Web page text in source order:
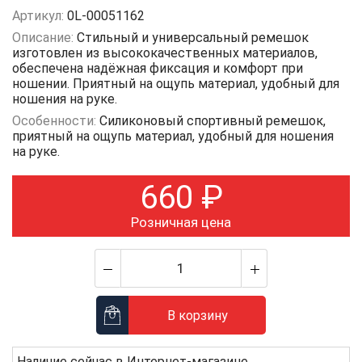
Артикул: 0L-00051162
Описание: Стильный и универсальный ремешок
изготовлен из высококачественных материалов,
обеспечена надёжная фиксация и комфорт при
ношении. Приятный на ощупь материал, удобный для
ношения на руке.
Особенности: Силиконовый спортивный ремешок,
приятный на ощупь материал, удобный для ношения
на руке.
660 ₽
Розничная цена
В корзину